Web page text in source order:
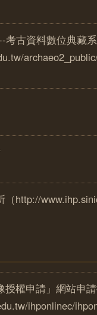
考古資料數位典藏
http://
授權申請」網站申
ihponlinec/